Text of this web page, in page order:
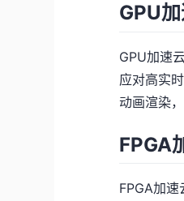
GPU
GPU加速
应对高实
动画渲染
FPGA
FPGA加